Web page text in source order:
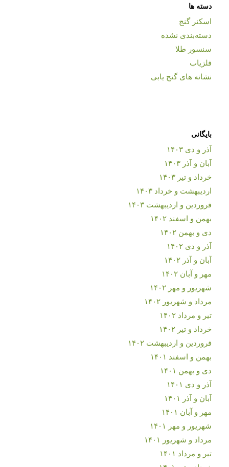
دسته ها
اسکنر گنج
دسته‌بندی نشده
سنسور طلا
فلزیاب
نشانه های گنج یابی
بایگانی
آذر و دی ۱۴۰۳
آبان و آذر ۱۴۰۳
خرداد و تیر ۱۴۰۳
اردیبهشت و خرداد ۱۴۰۳
فروردین و اردیبهشت ۱۴۰۳
بهمن و اسفند ۱۴۰۲
دی و بهمن ۱۴۰۲
آذر و دی ۱۴۰۲
آبان و آذر ۱۴۰۲
مهر و آبان ۱۴۰۲
شهریور و مهر ۱۴۰۲
مرداد و شهریور ۱۴۰۲
تیر و مرداد ۱۴۰۲
خرداد و تیر ۱۴۰۲
فروردین و اردیبهشت ۱۴۰۲
بهمن و اسفند ۱۴۰۱
دی و بهمن ۱۴۰۱
آذر و دی ۱۴۰۱
آبان و آذر ۱۴۰۱
مهر و آبان ۱۴۰۱
شهریور و مهر ۱۴۰۱
مرداد و شهریور ۱۴۰۱
تیر و مرداد ۱۴۰۱